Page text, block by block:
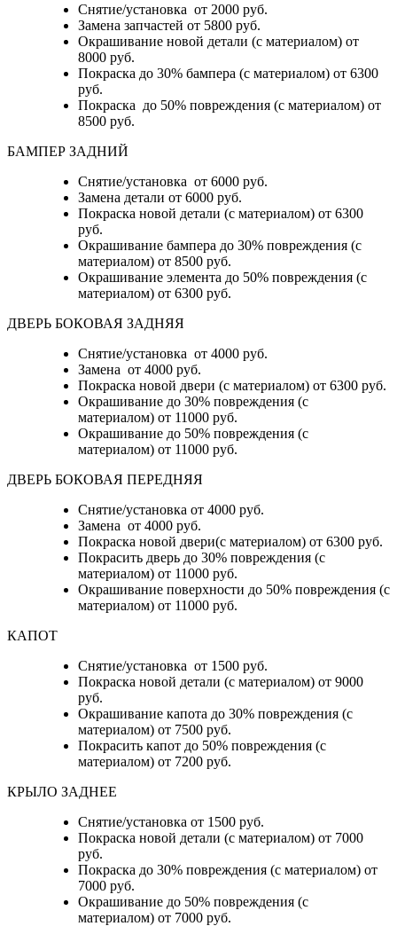
Снятие/установка от 2000 руб.
Замена запчастей от 5800 руб.
Окрашивание новой детали (с материалом) от
8000 руб.
Покраска до 30% бампера (с материалом) от 6300
руб.
Покраска до 50% повреждения (с материалом) от
8500 руб.
БАМПЕР ЗАДНИЙ
Снятие/установка от 6000 руб.
Замена детали от 6000 руб.
Покраска новой детали (с материалом) от 6300
руб.
Окрашивание бампера до 30% повреждения (с
материалом) от 8500 руб.
Окрашивание элемента до 50% повреждения (с
материалом) от 6300 руб.
ДВЕРЬ БОКОВАЯ ЗАДНЯЯ
Снятие/установка от 4000 руб.
Замена от 4000 руб.
Покраска новой двери (с материалом) от 6300 руб.
Окрашивание до 30% повреждения (с
материалом) от 11000 руб.
Окрашивание до 50% повреждения (с
материалом) от 11000 руб.
ДВЕРЬ БОКОВАЯ ПЕРЕДНЯЯ
Снятие/установка от 4000 руб.
Замена от 4000 руб.
Покраска новой двери(с материалом) от 6300 руб.
Покрасить дверь до 30% повреждения (с
материалом) от 11000 руб.
Окрашивание поверхности до 50% повреждения (с
материалом) от 11000 руб.
КАПОТ
Снятие/установка от 1500 руб.
Покраска новой детали (с материалом) от 9000
руб.
Окрашивание капота до 30% повреждения (с
материалом) от 7500 руб.
Покрасить капот до 50% повреждения (с
материалом) от 7200 руб.
КРЫЛО ЗАДНЕЕ
Снятие/установка от 1500 руб.
Покраска новой детали (с материалом) от 7000
руб.
Покраска до 30% повреждения (с материалом) от
7000 руб.
Окрашивание до 50% повреждения (с
материалом) от 7000 руб.